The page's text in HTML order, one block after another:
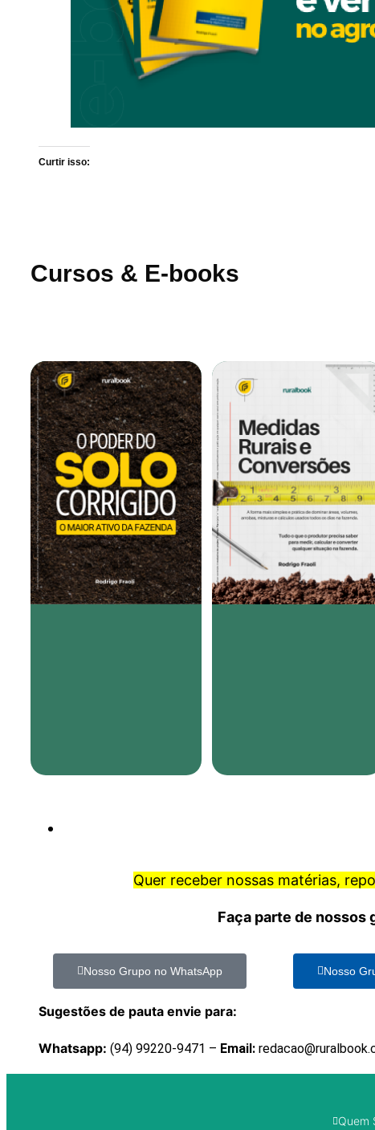
Curtir isso:
Cursos & E-books
Quer receber nossas matérias,
Faça parte de nossos
Nosso Grupo no WhatsApp Nosso
Sugestões de pauta envie para:
Whatsapp: (94) 99220-9471 – Email:
Quem